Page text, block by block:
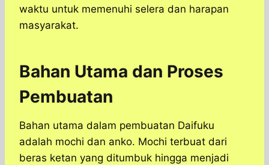
waktu untuk memenuhi selera dan harapan
masyarakat.
Bahan Utama dan Proses
Pembuatan
Bahan utama dalam pembuatan Daifuku
adalah mochi dan anko. Mochi terbuat dari
beras ketan yang ditumbuk hingga menjadi